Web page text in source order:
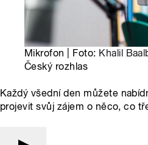
Mikrofon | Foto: Khalil
Český rozhlas
Každý všední den můžete
projevit svůj zájem o něco, co